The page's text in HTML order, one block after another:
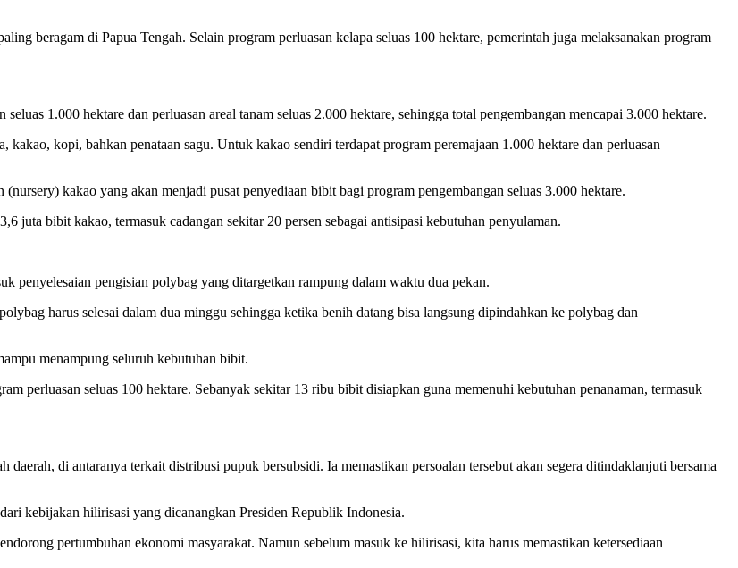
beragam di Papua Tengah. Selain program perluasan kelapa seluas 100 hektare, pemerintah juga melaksanakan program
1.000 hektare dan perluasan areal tanam seluas 2.000 hektare, sehingga total pengembangan mencapai 3.000 hektare.
kopi, bahkan penataan sagu. Untuk kakao sendiri terdapat program peremajaan 1.000 hektare dan perluasan
kakao yang akan menjadi pusat penyediaan bibit bagi program pengembangan seluas 3.000 hektare.
juta bibit kakao, termasuk cadangan sekitar 20 persen sebagai antisipasi kebutuhan penyulaman.
penyelesaian pengisian polybag yang ditargetkan rampung dalam waktu dua pekan.
harus selesai dalam dua minggu sehingga ketika benih datang bisa langsung dipindahkan ke polybag dan
menampung seluruh kebutuhan bibit.
perluasan seluas 100 hektare. Sebanyak sekitar 13 ribu bibit disiapkan guna memenuhi kebutuhan penanaman, termasuk
di antaranya terkait distribusi pupuk bersubsidi. Ia memastikan persoalan tersebut akan segera ditindaklanjuti bersama
kebijakan hilirisasi yang dicanangkan Presiden Republik Indonesia.
pertumbuhan ekonomi masyarakat. Namun sebelum masuk ke hilirisasi, kita harus memastikan ketersediaan